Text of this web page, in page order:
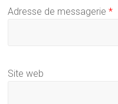
Adresse de messagerie*
Site web